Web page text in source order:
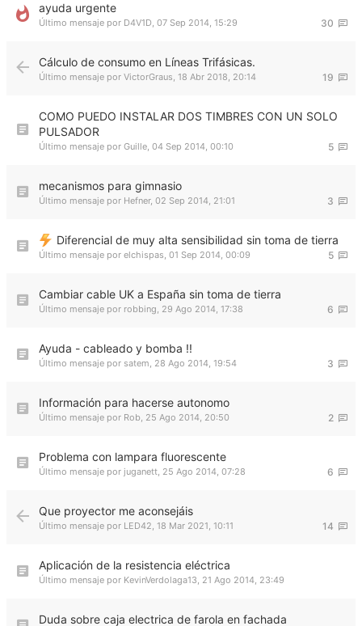
ayuda urgente
30
Último mensaje por D4V1D, 07 Sep 2014, 15:29
Cálculo de consumo en Líneas Trifásicas.
19
Último mensaje por VictorGraus, 18 Abr 2018, 20:14
COMO PUEDO INSTALAR DOS TIMBRES CON UN SOLO
PULSADOR
5
Último mensaje por Guille, 04 Sep 2014, 00:10
mecanismos para gimnasio
3
Último mensaje por Hefner, 02 Sep 2014, 21:01
Diferencial de muy alta sensibilidad sin toma de tierra
5
Último mensaje por elchispas, 01 Sep 2014, 00:09
Cambiar cable UK a España sin toma de tierra
6
Último mensaje por robbing, 29 Ago 2014, 17:38
Ayuda - cableado y bomba !!
3
Último mensaje por satem, 28 Ago 2014, 19:54
Información para hacerse autonomo
2
Último mensaje por Rob, 25 Ago 2014, 20:50
Problema con lampara fluorescente
6
Último mensaje por juganett, 25 Ago 2014, 07:28
Que proyector me aconsejáis
14
Último mensaje por LED42, 18 Mar 2021, 10:11
Aplicación de la resistencia eléctrica
Último mensaje por KevinVerdolaga13, 21 Ago 2014, 23:49
Duda sobre caja electrica de farola en fachada